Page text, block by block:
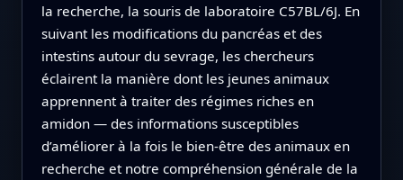
la recherche, la souris de laboratoire C57BL/6J. En
suivant les modifications du pancréas et des
intestins autour du sevrage, les chercheurs
éclairent la manière dont les jeunes animaux
apprennent à traiter des régimes riches en
amidon — des informations susceptibles
d’améliorer à la fois le bien‑être des animaux en
recherche et notre compréhension générale de la